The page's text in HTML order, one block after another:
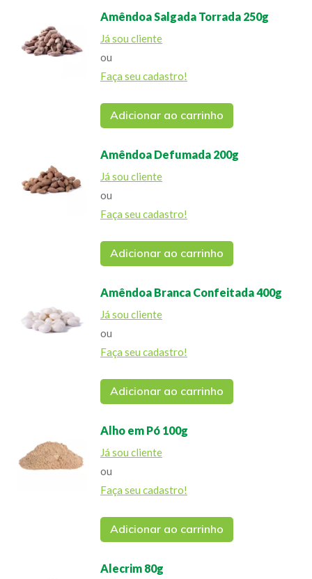
Amêndoa Salgada Torrada 250g
Já sou cliente
ou
Faça seu cadastro!
Adicionar ao carrinho
Amêndoa Defumada 200g
Já sou cliente
ou
Faça seu cadastro!
Adicionar ao carrinho
Amêndoa Branca Confeitada 400g
Já sou cliente
ou
Faça seu cadastro!
Adicionar ao carrinho
Alho em Pó 100g
Já sou cliente
ou
Faça seu cadastro!
Adicionar ao carrinho
Alecrim 80g